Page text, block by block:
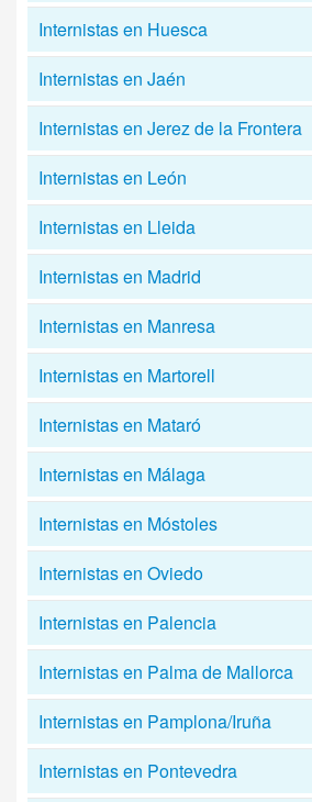
Internistas en Huesca
Internistas en Jaén
Internistas en Jerez de la Frontera
Internistas en León
Internistas en Lleida
Internistas en Madrid
Internistas en Manresa
Internistas en Martorell
Internistas en Mataró
Internistas en Málaga
Internistas en Móstoles
Internistas en Oviedo
Internistas en Palencia
Internistas en Palma de Mallorca
Internistas en Pamplona/Iruña
Internistas en Pontevedra